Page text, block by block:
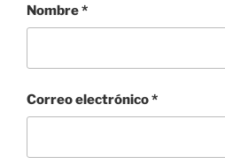
Nombre*
Correo electrónico*